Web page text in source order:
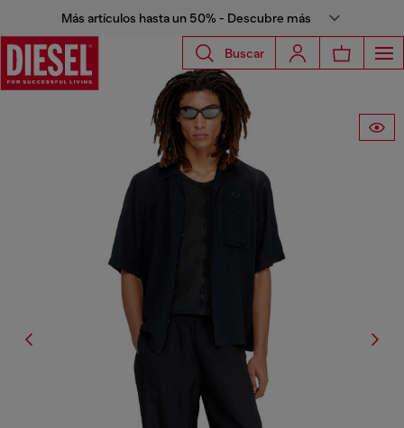
Más artículos hasta un 50% - Descubre más
Buscar